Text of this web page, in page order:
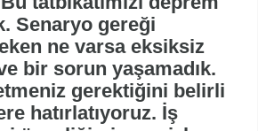
Senaryo gereği
ne varsa eksiksiz
bir sorun yaşamadık.
gerektiğini belirli
hatırlatıyoruz. İş